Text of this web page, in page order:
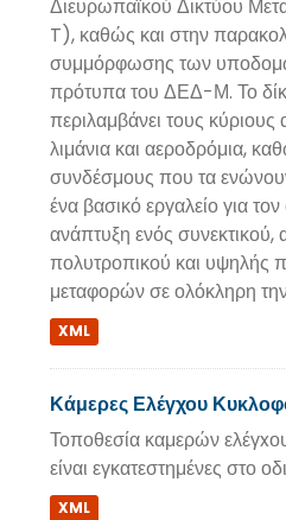
Διευρωπαϊκού Δικτύου
T), καθώς και στην
συμμόρφωσης των
πρότυπα του ΔΕΔ-Μ. Το
περιλαμβάνει τους
λιμάνια και αεροδρόμια,
συνδέσμους που τα
ένα βασικό εργαλείο για
ανάπτυξη ενός συνεκτικού,
πολυτροπικού και υψηλής
μεταφορών σε ολόκληρη
XML
Κάμερες Ελέγχου
Τοποθεσία καμερών
είναι εγκατεστημένες στο
XML